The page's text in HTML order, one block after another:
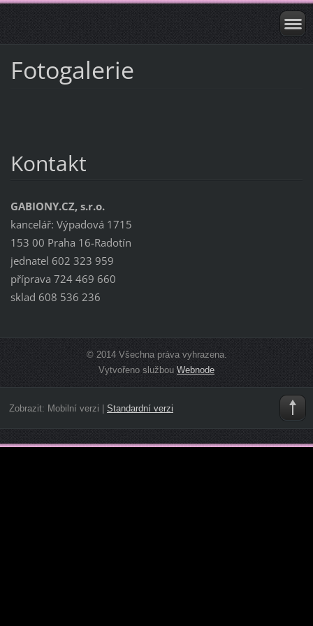
Fotogalerie
Kontakt
GABIONY.CZ, s.r.o.
kancelář: Výpadová 1715
153 00 Praha 16-Radotín
jednatel 602 323 959
příprava 724 469 660
sklad 608 536 236
© 2014 Všechna práva vyhrazena.
Vytvořeno službou Webnode
Zobrazit: Mobilní verzi Standardní verzi